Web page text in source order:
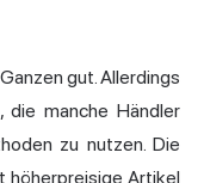
gut. Allerdings
die manche Händler
zu nutzen. Die
höherpreisige Artikel